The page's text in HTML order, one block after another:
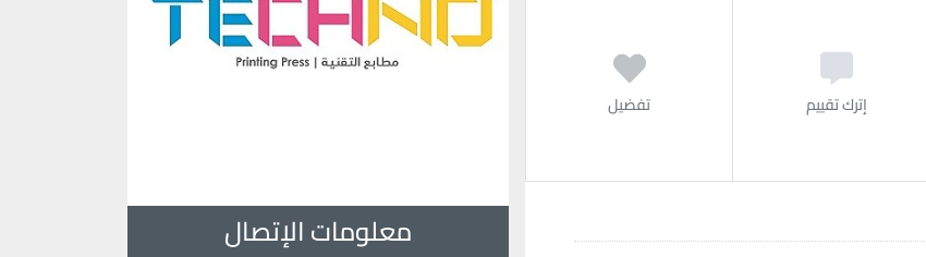
إترك تقييم تفضيل
معلومات الإتصال